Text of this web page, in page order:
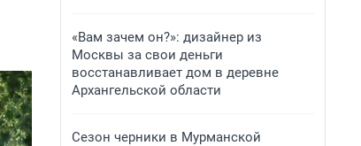
«Вам зачем он?»: дизайнер из
Москвы за свои деньги
восстанавливает дом в деревне
Архангельской области
Сезон черники в Мурманской